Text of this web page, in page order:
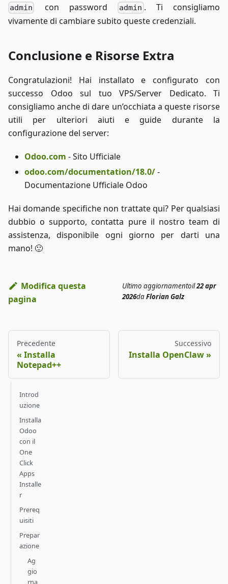
admin con password admin . Ti consigliamo
vivamente di cambiare subito queste credenziali.
Conclusione e Risorse Extra
Congratulazioni! Hai installato e configurato con
successo Odoo sul tuo VPS/Server Dedicato. Ti
consigliamo anche di dare un’occhiata a queste risorse
utili per ulteriori aiuti e guide durante la
configurazione del server:
Odoo.com - Sito Ufficiale
odoo.com/documentation/18.0/-
Documentazione Ufficiale Odoo
Hai domande specifiche non trattate qui? Per qualsiasi
dubbio o supporto, contatta pure il nostro team di
assistenza, disponibile ogni giorno per darti una
mano! 🙂
Modifica questa
pagina
Ultimo aggiornamentoil22 apr
2026daFlorian Galz
Precedente
Installa
Notepad++
Successivo
Installa OpenClaw
Introd
uzione
Installa
Odoo
con il
One
Click
Apps
Installe
r
Prereq
uisiti
Prepar
azione
Ag
gio
rna